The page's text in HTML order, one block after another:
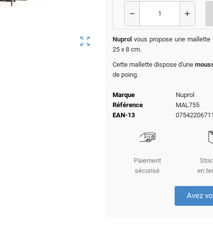
zoom_out_map
remove add
Nuprol vous propose une mallette
25 x 8 cm.
Cette mallette dispose d'une
de poing.
Marque
Nuprol
Référence
MAL755
EAN-13
Paiement
sécurisé
en
Avez